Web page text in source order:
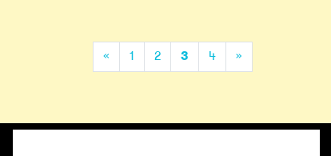
« 1 2 3 (current)
4 »